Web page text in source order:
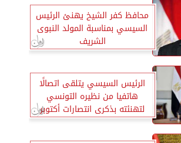
محافظ كفر الشيخ يهنئ الرئيس
السيسي بمناسبة المولد النبوى
الشريف
الرئيس السيسي يتلقى اتصالًا
هاتفيا من نظيره التونسي
لتهنئته بذكرى انتصارات أكتوبر